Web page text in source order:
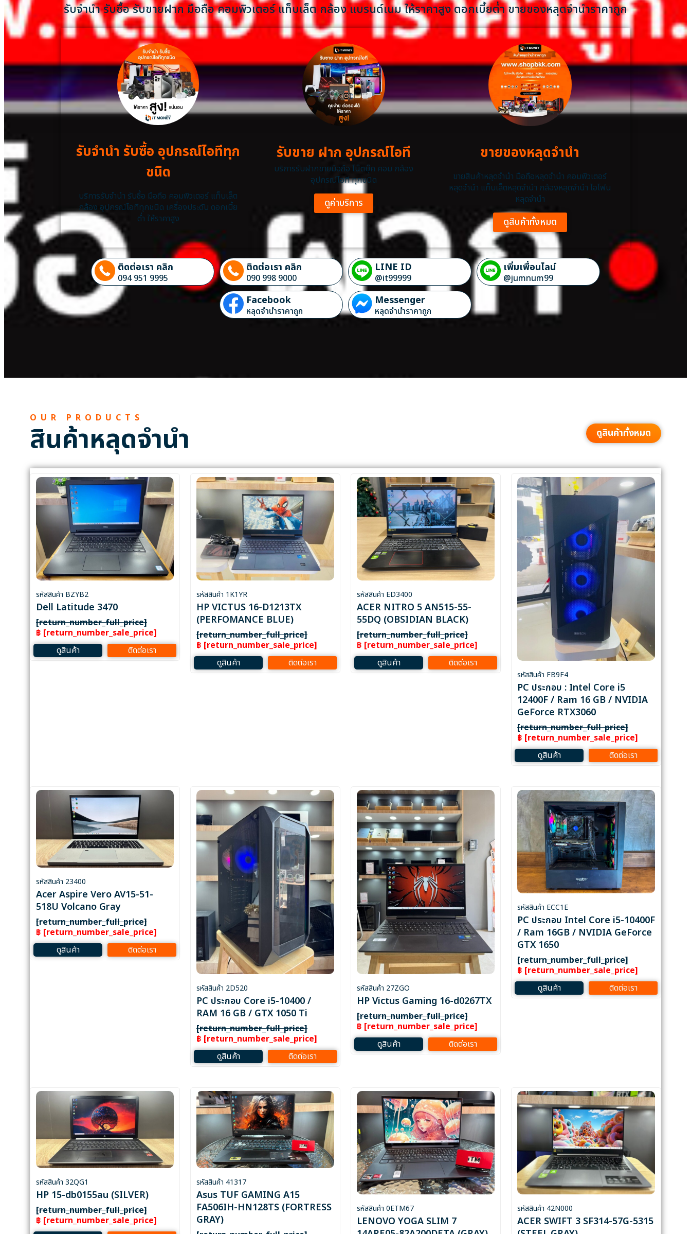
รับจำนำ รับซื้อ รับขายฝาก มือถือ คอมพิวเตอร์ แท็บเล็ต กล้อง แบรนด์เนม ให้ราคาสูง ดอกเบี้ยต่ำ ขายของหลุดจำนำราคาถูก
รับจำนำ รับซื้อ อุปกรณ์ไอทีทุก
ชนิด
บริการรับจำนำ รับซื้อ มือถือ คอมพิวเตอร์ แท็บเล็ต
กล้อง อุปกรณ์ไอทีทุกชนิด เครื่องประดับ ดอกเบี้ย
ต่ำ ให้ราคาสูง
รับขาย ฝาก อุปกรณ์ไอที
บริการรับฝากขายมือถือ โน๊ตบุ๊ค คอม กล้อง
อุปกรณ์ไอที ทุกชนิด
ดูค่าบริการ
ขายของหลุดจำนำ
ขายสินค้าหลุดจำนำ มือถือหลุดจำนำ คอมพิวเตอร์
หลุดจำนำ แท็บเล็ตหลุดจำนำ กล้องหลุดจำนำ ไอโฟน
หลุดจํานํา
ดูสินค้าทั้งหมด
ติดต่อเรา คลิก
094 951 9995
ติดต่อเรา คลิก
090 998 9000
LINE ID
@it99999
เพิ่มเพื่อนไลน์
@jumnum99
Facebook
หลุดจำนำราคาถูก
Messenger
หลุดจำนำราคาถูก
OUR PRODUCTS
สินค้าหลุดจำนำ ดูสินค้าทั้งหมด
รหัสสินค้า BZYB2
Dell Latitude 3470
[return_number_full_price]
฿ [return_number_sale_price]
ดูสินค้า
ติดต่อเรา
รหัสสินค้า 1K1YR
HP VICTUS 16-D1213TX
(PERFOMANCE BLUE)
[return_number_full_price]
฿ [return_number_sale_price]
ดูสินค้า
ติดต่อเรา
รหัสสินค้า ED3400
ACER NITRO 5 AN515-55-
55DQ (OBSIDIAN BLACK)
[return_number_full_price]
฿ [return_number_sale_price]
ดูสินค้า
ติดต่อเรา
รหัสสินค้า FB9F4
PC ประกอบ : Intel Core i5
12400F / Ram 16 GB / NVIDIA
GeForce RTX3060
[return_number_full_price]
฿ [return_number_sale_price]
ดูสินค้า
ติดต่อเรา
รหัสสินค้า 23400
Acer Aspire Vero AV15-51-
518U Volcano Gray
[return_number_full_price]
฿ [return_number_sale_price]
ดูสินค้า
ติดต่อเรา
รหัสสินค้า 2D520
PC ประกอบ Core i5-10400 /
RAM 16 GB / GTX 1050 Ti
[return_number_full_price]
฿ [return_number_sale_price]
ดูสินค้า
ติดต่อเรา
รหัสสินค้า 27ZGO
HP Victus Gaming 16-d0267TX
[return_number_full_price]
฿ [return_number_sale_price]
ดูสินค้า
ติดต่อเรา
รหัสสินค้า ECC1E
PC ประกอบ Intel Core i5-10400F
/ Ram 16GB / NVIDIA GeForce
GTX 1650
[return_number_full_price]
฿ [return_number_sale_price]
ดูสินค้า
ติดต่อเรา
รหัสสินค้า 32QG1
HP 15-db0155au (SILVER)
[return_number_full_price]
฿ [return_number_sale_price]
รหัสสินค้า 41317
Asus TUF GAMING A15
FA506IH-HN128TS (FORTRESS
GRAY)
รหัสสินค้า 0ETM67
LENOVO YOGA SLIM 7
รหัสสินค้า 42N000
ACER SWIFT 3 SF314-57G-5315